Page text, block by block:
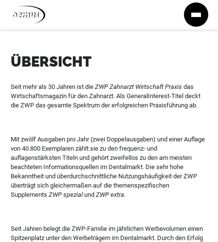
Zum Inhalt springen
ÜBERSICHT
Seit mehr als 30 Jahren ist dieZWP Zahnarzt Wirtschaft Praxis das
Wirtschaftsmagazin für den Zahnarzt. Als GeneralInterest-Titel deckt
die ZWP das gesamte Spektrum der erfolgreichen Praxisführung ab.
Mit zwölf Ausgaben pro Jahr (zwei Doppelausgaben) und einer Auflage
von 40.800 Exemplaren zählt sie zu den frequenz- und
auflagenstärksten Titeln und gehört zweifellos zu den am meisten
beachteten Informationsquellen im Dentalmarkt. Die sehr hohe
Bekanntheit und überdurchschnittliche Nutzungshäufigkeit der ZWP
überträgt sich gleichermaßen auf die themenspezifischen
SupplementsZWP spezial undZWP extra.
Seit Jahren belegt die ZWP-Familie im jährlichen Werbevolumen einen
Spitzenplatz unter den Werbeträgern im Dentalmarkt. Durch den Erfolg